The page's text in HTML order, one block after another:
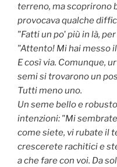
terreno, ma scoprirono
provocava qualche
"Fatti un po' più in là,
"Attento! Mi hai messo
E così via. Comunque,
semi si trovarono un
Tutti meno uno.
Un seme bello e
intenzioni: "Mi
come siete, vi rubate il
crescerete rachitici e
a che fare con voi. Da